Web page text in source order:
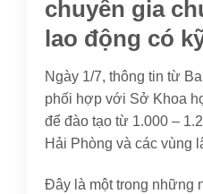
chuyên gia
lao động có
Ngày 1/7, thông tin từ
phối hợp với Sở Khoa
để đào tạo từ 1.000 –
Hải Phòng và các vùng
Đây là một trong những